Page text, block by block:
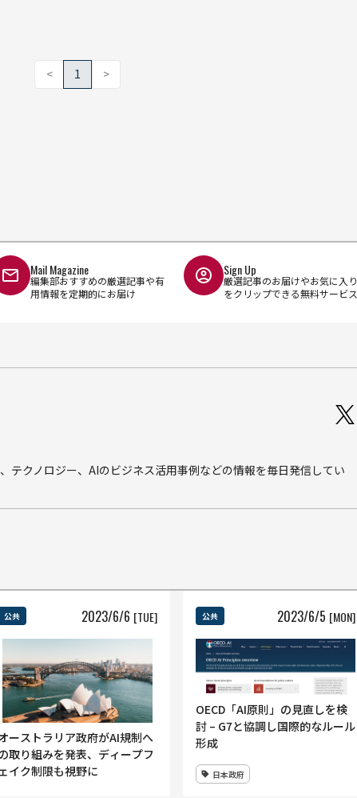
< 1 >
Mail Magazine
編集部おすすめの厳選記事や有
用情報を定期的にお届け
Sign Up
厳選記事のお届けやお気に入り
をクリップできる無料サービス
テクノロジー、AIのビジネス活用事例などの情報を毎日発信してい
公共 2023/6/6 [TUE]
ーストラリア政府がAI規制へ
取り組みを発表、ディープフ
ェイク制限も視野に
公共 2023/6/5 [MON]
OECD「AI原則」の見直しを検
討 – G7と協調し国際的なルール
形成
日本政府